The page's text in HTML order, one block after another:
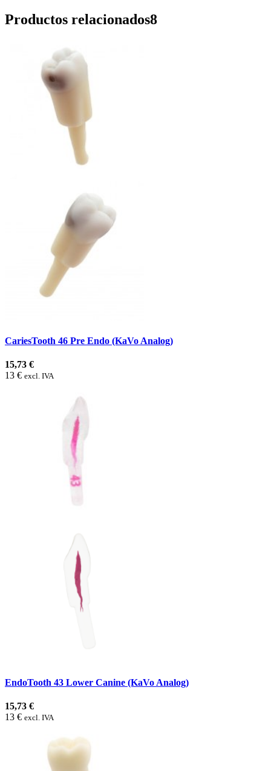
Productos relacionados8
CariesTooth 46 Pre Endo (KaVo Analog)
15,73 €
13 € excl. IVA
EndoTooth 43 Lower Canine (KaVo Analog)
15,73 €
13 € excl. IVA